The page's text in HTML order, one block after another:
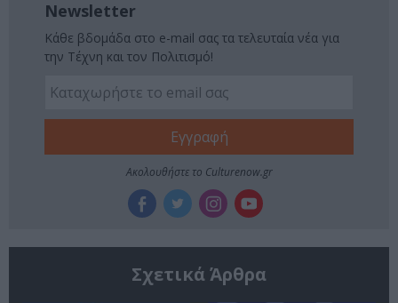
Newsletter
Κάθε βδομάδα στο e-mail σας τα τελευταία νέα για
την Τέχνη και τον Πολιτισμό!
Ακολουθήστε το Culturenow.gr
Σχετικά Άρθρα